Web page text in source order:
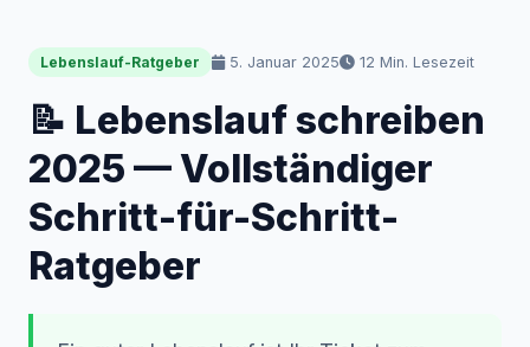
Lebenslauf-Ratgeber 5. Januar 2025 12 Min. Lesezeit
📝 Lebenslauf schreiben
2025 — Vollständiger
Schritt-für-Schritt-
Ratgeber